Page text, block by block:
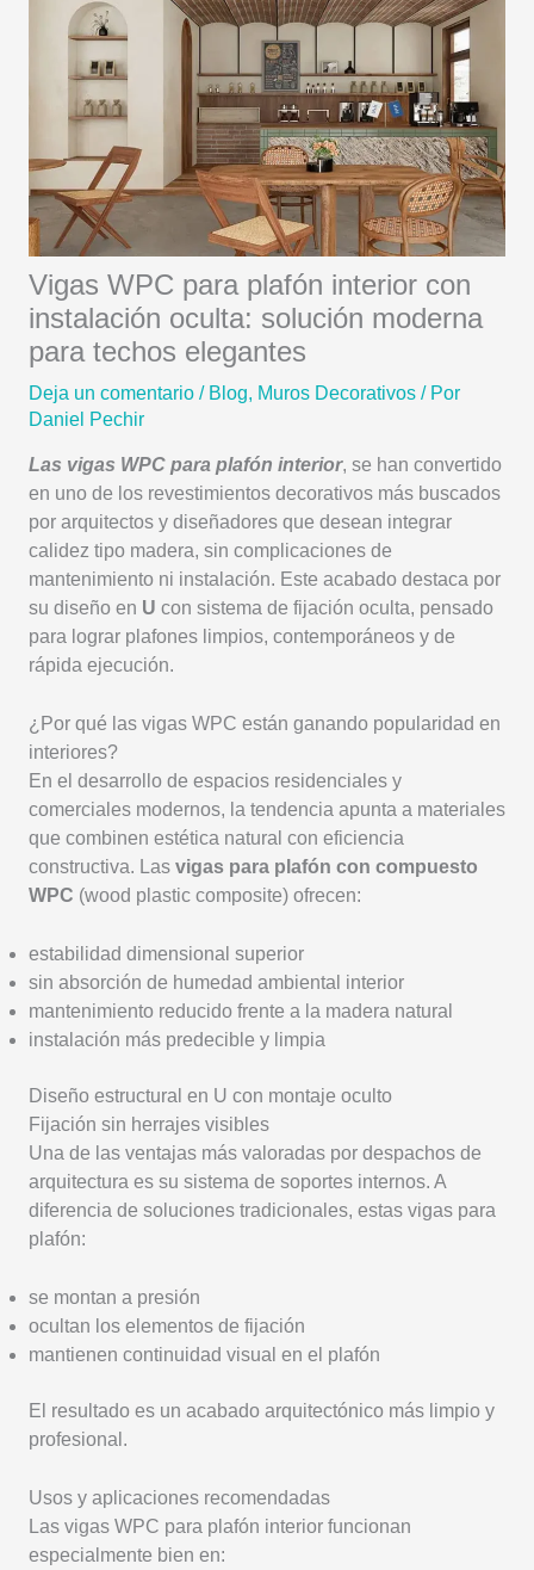
Vigas WPC para plafón interior con
instalación oculta: solución moderna
para techos elegantes
Deja un comentario / Blog, Muros Decorativos/ Por
Daniel Pechir
Las vigas WPC para plafón interior, se han convertido
en uno de los revestimientos decorativos más buscados
por arquitectos y diseñadores que desean integrar
calidez tipo madera, sin complicaciones de
mantenimiento ni instalación. Este acabado destaca por
su diseño en U con sistema de fijación oculta, pensado
para lograr plafones limpios, contemporáneos y de
rápida ejecución.
¿Por qué las vigas WPC están ganando popularidad en
interiores?
En el desarrollo de espacios residenciales y
comerciales modernos, la tendencia apunta a materiales
que combinen estética natural con eficiencia
constructiva. Las vigas para plafón con compuesto
WPC (wood plastic composite) ofrecen:
estabilidad dimensional superior
sin absorción de humedad ambiental interior
mantenimiento reducido frente a la madera natural
instalación más predecible y limpia
Diseño estructural en U con montaje oculto
Fijación sin herrajes visibles
Una de las ventajas más valoradas por despachos de
arquitectura es su sistema de soportes internos. A
diferencia de soluciones tradicionales, estas vigas para
plafón:
se montan a presión
ocultan los elementos de fijación
mantienen continuidad visual en el plafón
El resultado es un acabado arquitectónico más limpio y
profesional.
Usos y aplicaciones recomendadas
Las vigas WPC para plafón interior funcionan
especialmente bien en: